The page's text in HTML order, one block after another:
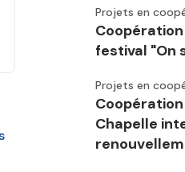
Projets en
festival "On
Projets en
Chapelle